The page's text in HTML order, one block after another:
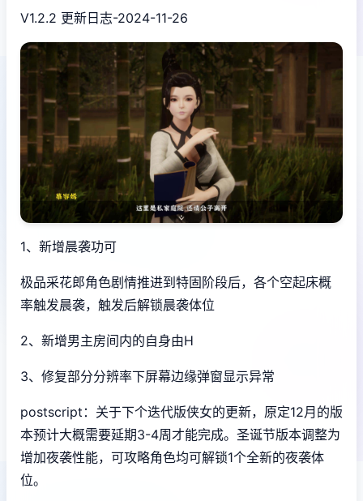
V1.2.2 更新日志-2024-11-26
1、新增晨袭功可
极品采花郎角色剧情推进到特固阶段后，各个空起床概
率触发晨袭，触发后解锁晨袭体位
2、新增男主房间内的自身由H
3、修复部分分辨率下屏幕边缘弹窗显示异常
postscript：关于下个迭代版侠女的更新，原定12月的版
本预计大概需要延期3-4周才能完成。圣诞节版本调整为
增加夜袭性能，可攻略角色均可解锁1个全新的夜袭体
位。